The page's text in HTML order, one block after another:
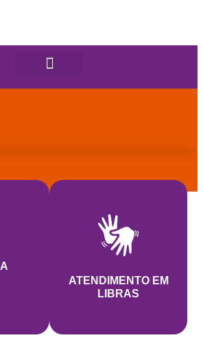
ATENDIMENTO EM
LIBRAS